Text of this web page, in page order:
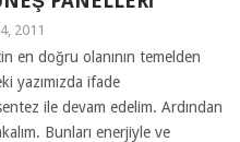
2011
en doğru olanının temelden
yazımızda ifade
ile devam edelim. Ardından
Bunları enerjiyle ve